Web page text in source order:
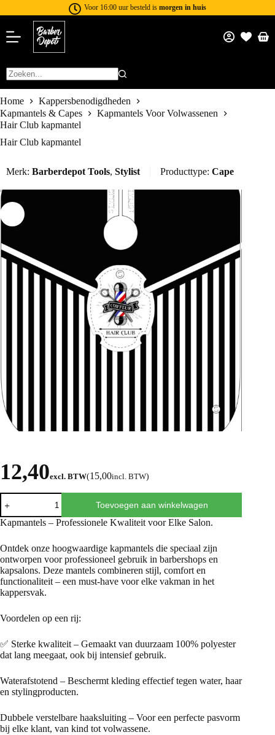
Voor 16:00 uur besteld is morgen in huis
Home
Kappersbenodigdheden
Kapmantels & Capes
Kapmantels Voor Volwassenen
Hair Club kapmantel
Hair Club kapmantel
Merk: Barberdepot Tools, Stylist Producttype: Cape
12,40excl. BTW(15,00incl. BTW)
Toevoegen aan winkelwagen
Kapmantels – Professionele Kwaliteit voor Elke Salon.
Ontdek onze hoogwaardige kapmantels die speciaal zijn
ontworpen voor professioneel gebruik in barbershops en
kapsalons. Deze mantels combineren stijl, comfort en
functionaliteit – een must-have voor elke vakman in het
kappersvak.
Voordelen op een rij:
✅ Sterke kwaliteit – Gemaakt van duurzaam 100% polyester
dat lang meegaat, ook bij intensief gebruik.
Waterafstotend – Beschermt kleding effectief tegen water, haar
en stylingproducten.
Dubbele verstelbare haaksluiting – Voor een perfecte pasvorm
bij elke klant, van kind tot volwassene.